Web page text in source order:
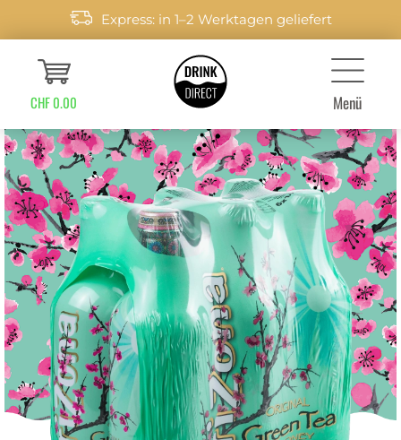
Express: in 1–2 Werktagen geliefert
CHF 0.00 Menü